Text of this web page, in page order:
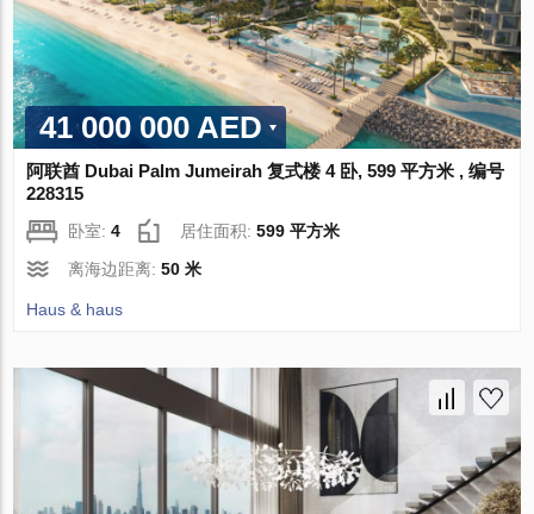
41 000 000 AED
阿联酋 Dubai Palm Jumeirah 复式楼 4 卧, 599 平方米 , 编号
228315
卧室:4 居住面积:599 平方米
离海边距离:50 米
Haus & haus